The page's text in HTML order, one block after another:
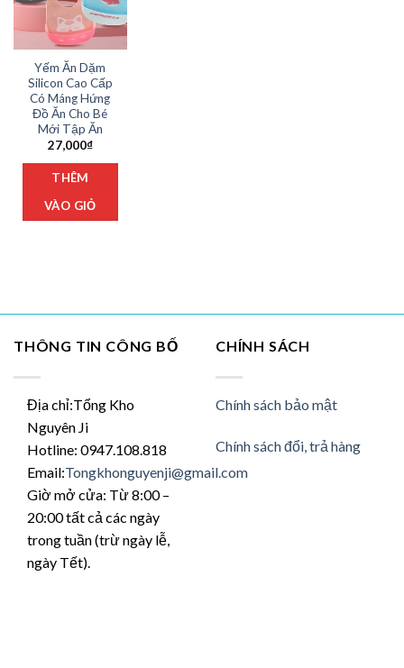
Yếm Ăn Dặm
Silicon Cao Cấp
Có Máng Hứng
Đồ Ăn Cho Bé
Mới Tập Ăn
27,000₫
THÊM
VÀO GIỎ
THÔNG TIN CÔNG BỐ
Địa chỉ:Tổng Kho
Nguyên Ji
Hotline: 0947.108.818
Email:Tongkhonguyenji@gmail.com
Giờ mở cửa: Từ 8:00 –
20:00 tất cả các ngày
trong tuần (trừ ngày lễ,
ngày Tết).
CHÍNH SÁCH
Chính sách bảo mật
Chính sách đổi, trả hàng